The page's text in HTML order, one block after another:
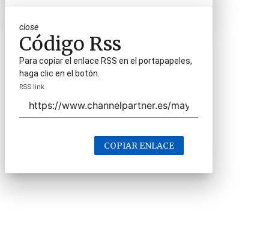
close
Código Rss
Para copiar el enlace RSS en el portapapeles,
haga clic en el botón.
RSS link
COPIAR ENLACE